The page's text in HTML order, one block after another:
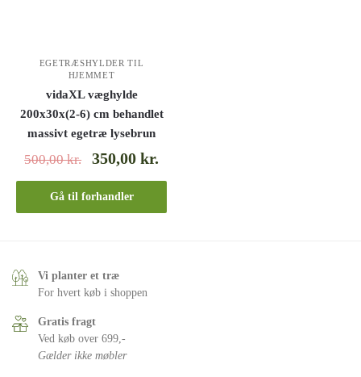
EGETRÆSHYLDER TIL
HJEMMET
vidaXL væghylde
200x30x(2-6) cm behandlet
massivt egetræ lysebrun
500,00kr. 350,00kr.
Gå til forhandler
Vi planter et træ
For hvert køb i shoppen
Gratis fragt
Ved køb over 699,-
Gælder ikke møbler